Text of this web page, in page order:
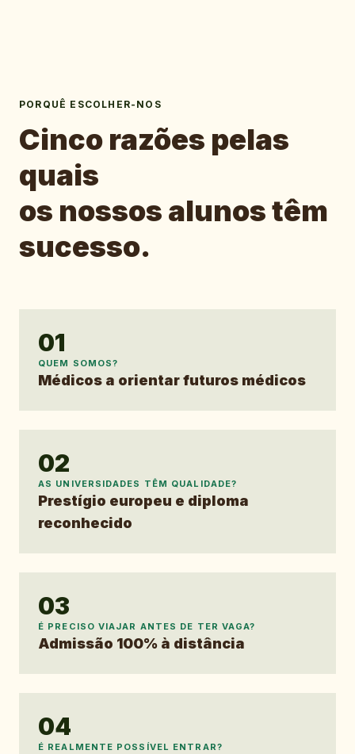
PORQUÊ ESCOLHER-NOS
Cinco razões pelas
quais
os nossos alunos têm
sucesso.
01
QUEM SOMOS?
Médicos a orientar futuros médicos
02
AS UNIVERSIDADES TÊM QUALIDADE?
Prestígio europeu e diploma
reconhecido
03
É PRECISO VIAJAR ANTES DE TER VAGA?
Admissão 100% à distância
04
É REALMENTE POSSÍVEL ENTRAR?